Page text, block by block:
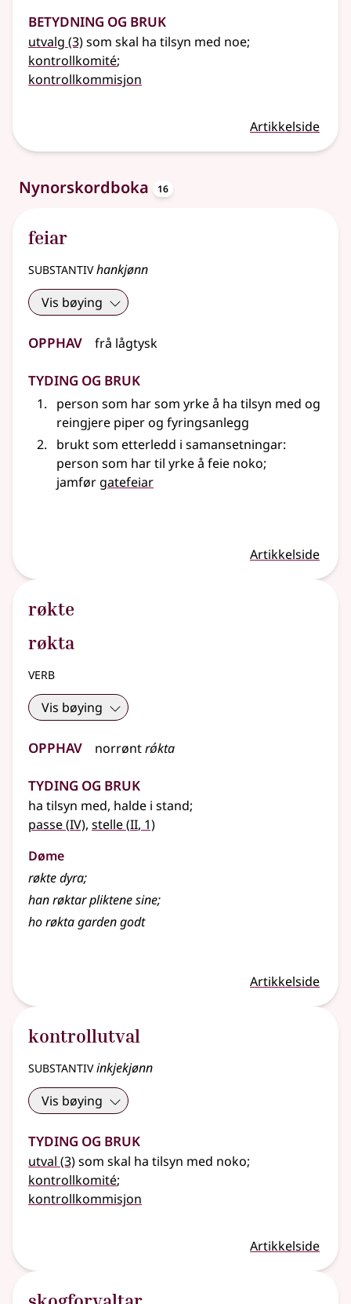
Betydning og bruk
utvalg (3)som skal ha tilsyn med noe;
kontrollkomité;
kontrollkommisjon
Artikkelside
Nynorskordboka 16
feiar
substantivhankjønn
Vis bøying
Opphav frå lågtysk
Tyding og bruk
person som har som yrke å ha tilsyn med og
reingjere piper og fyringsanlegg
brukt som etterledd i samansetningar:
person som har til yrke å feie noko;
jamfør gatefeiar
Artikkelside
røkte
røkta
verb
Vis bøying
Opphav norrøntrǿkta
Tyding og bruk
ha tilsyn med, halde i stand;
passe(4
IV), stelle(2
II, 1)
Døme
røkte dyra;
han røktar pliktene sine;
ho røkta garden godt
Artikkelside
kontrollutval
substantivinkjekjønn
Vis bøying
Tyding og bruk
utval (3)som skal ha tilsyn med noko;
kontrollkomité;
kontrollkommisjon
Artikkelside